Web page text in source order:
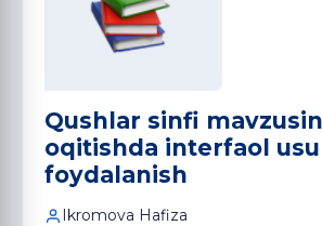
Qushlar sinfi
oqitishda interfaol
foydalanish
Ikromova Hafiza